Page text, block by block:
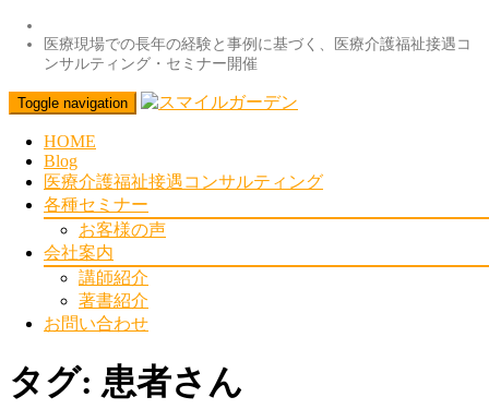
医療現場での長年の経験と事例に基づく、医療介護福祉接遇コ
ンサルティング・セミナー開催
Toggle navigation
HOME
Blog
医療介護福祉接遇コンサルティング
各種セミナー
お客様の声
会社案内
講師紹介
著書紹介
お問い合わせ
タグ: 患者さん